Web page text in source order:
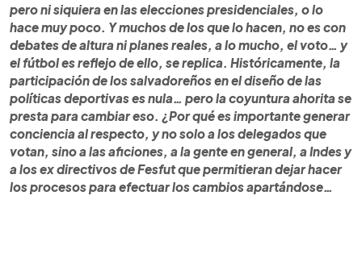
pero ni siquiera en las elecciones presidenciales, o lo
hace muy poco. Y muchos de los que lo hacen, no es con
debates de altura ni planes reales, a lo mucho, el voto… y
el fútbol es reflejo de ello, se replica. Históricamente, la
participación de los salvadoreños en el diseño de las
políticas deportivas es nula… pero la coyuntura ahorita se
presta para cambiar eso. ¿Por qué es importante generar
conciencia al respecto, y no solo a los delegados que
votan, sino a las aficiones, a la gente en general, a Indes y
a los ex directivos de Fesfut que permitieran dejar hacer
los procesos para efectuar los cambios apartándose…